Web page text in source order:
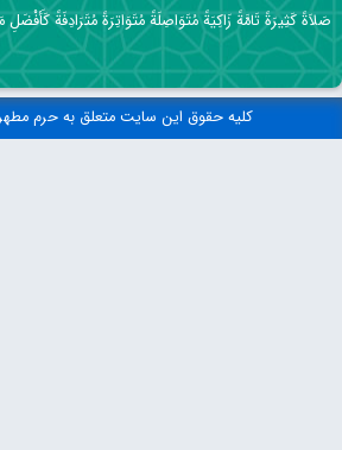
صَلاَةً كَثِيرَةً تَامَّةً زَاكِيَةً مُتَوَاصِلَةً مُتَوَاتِرَةً مُتَرَادِفَةً
کلیه حقوق این سایت متعلق به حرم